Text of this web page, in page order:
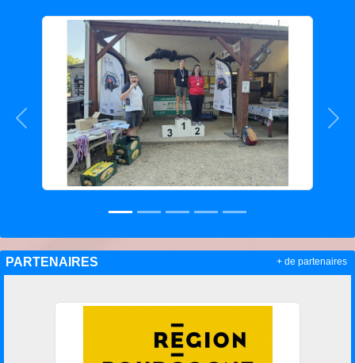
Précedent
PARTENAIRES + de partenaires